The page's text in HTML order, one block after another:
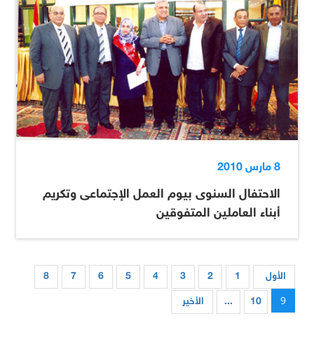
8 مارس 2010
الاحتفال السنوى بيوم العمل الإجتماعى وتكريم
أبناء العاملين المتفوقين
الأول 1
2
3
4
5
6
7
8
9
10
... الأخير